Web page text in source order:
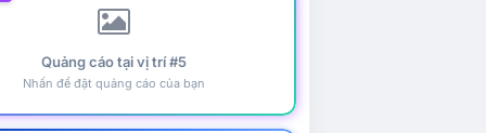
Quảng cáo tại vị trí #5
Nhấn để đặt quảng cáo của bạn